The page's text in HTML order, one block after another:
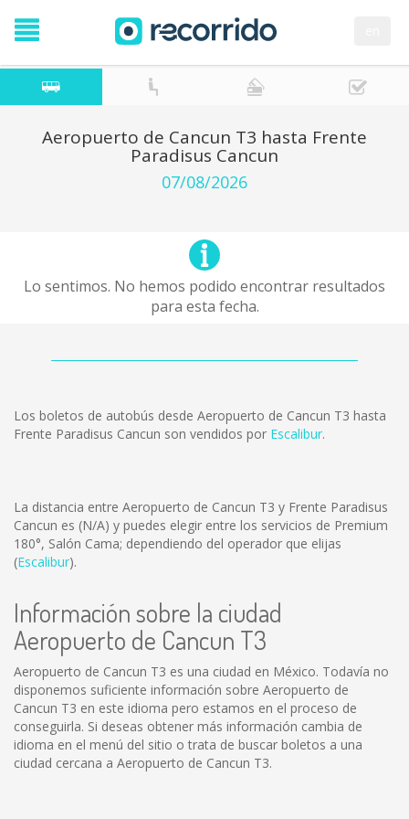
Aeropuerto de Cancun T3 hasta Frente
Paradisus Cancun
07/08/2026
Lo sentimos. No hemos podido encontrar resultados
para esta fecha.
Los boletos de autobús desde Aeropuerto de Cancun T3 hasta
Frente Paradisus Cancun son vendidos por Escalibur.
La distancia entre Aeropuerto de Cancun T3 y Frente Paradisus
Cancun es (N/A) y puedes elegir entre los servicios de Premium
180°, Salón Cama; dependiendo del operador que elijas
(Escalibur).
Información sobre la ciudad
Aeropuerto de Cancun T3
Aeropuerto de Cancun T3 es una ciudad en México. Todavía no
disponemos suficiente información sobre Aeropuerto de
Cancun T3 en este idioma pero estamos en el proceso de
conseguirla. Si deseas obtener más información cambia de
idioma en el menú del sitio o trata de buscar boletos a una
ciudad cercana a Aeropuerto de Cancun T3.